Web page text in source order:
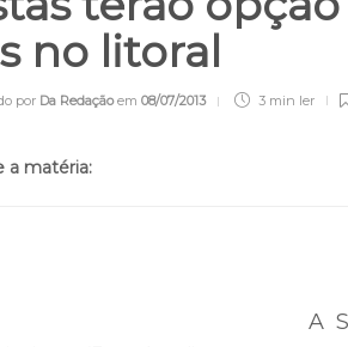
no litoral
por Da Redaçãoem 08/07/2013 3 min ler
a matéria:
A